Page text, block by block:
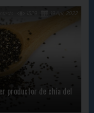
productor de chía del
19 Apr, 2022
1529